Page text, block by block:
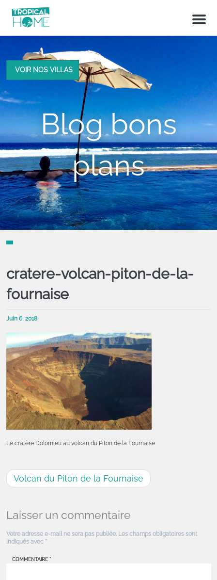
M
n
VOIR NOS VILLAS
Blog bons
plans
cratere-volcan-piton-de-la-
fournaise
Juin 6, 2018
Le cratère Dolomieu au volcan du Piton de la Fournaise
Volcan du Piton de la Fournaise
Laisser un commentaire
Votre adresse e-mail ne sera pas publiée. Les champs obligatoires sont
indiqués avec *
COMMENTAIRE *